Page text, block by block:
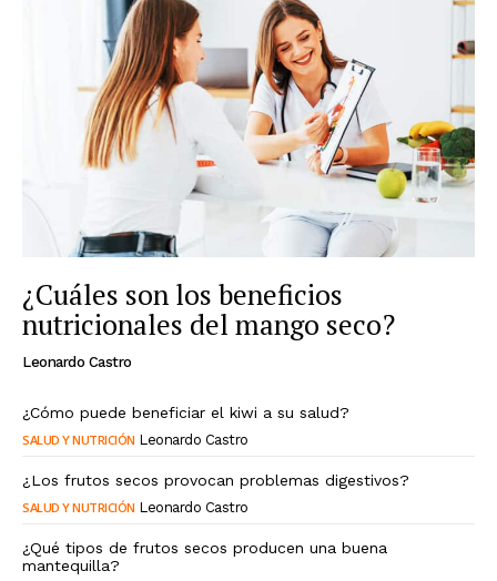
¿Cuáles son los beneficios
nutricionales del mango seco?
Leonardo Castro
¿Cómo puede beneficiar el kiwi a su salud?
SALUD Y NUTRICIÓN Leonardo Castro
¿Los frutos secos provocan problemas digestivos?
SALUD Y NUTRICIÓN Leonardo Castro
¿Qué tipos de frutos secos producen una buena
mantequilla?